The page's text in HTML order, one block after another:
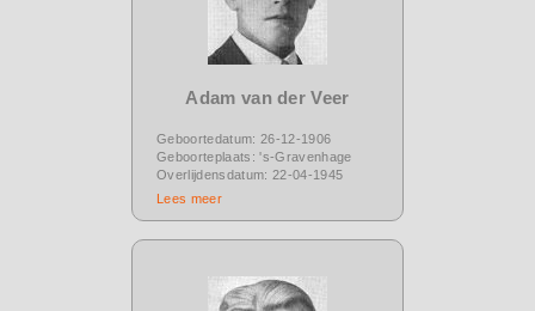
Adam van der Veer
Geboortedatum: 26-12-1906
Geboorteplaats: 's-Gravenhage
Overlijdensdatum: 22-04-1945
Lees meer